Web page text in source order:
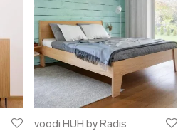
voodi HUH by Radis